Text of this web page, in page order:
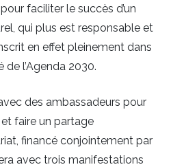
faciliter le succès d’un
qui plus est responsable et
en effet pleinement dans
l’Agenda 2030.
des ambassadeurs pour
faire un partage
financé conjointement par
avec trois manifestations